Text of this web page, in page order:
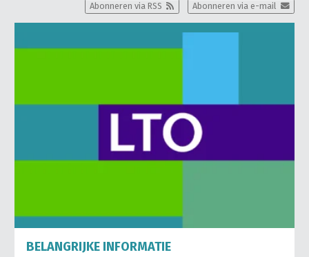
Abonneren via e-mail
Abonneren via RSS
BELANGRIJKE INFORMATIE